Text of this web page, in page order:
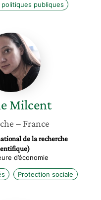
politiques publiques
Carine
Milcent
Milcent
– France
de la recherche
d’économie
Protection sociale